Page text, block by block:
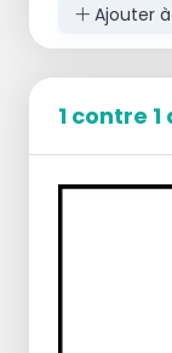
Objectif:
Jouer
Ajouter
1 contre